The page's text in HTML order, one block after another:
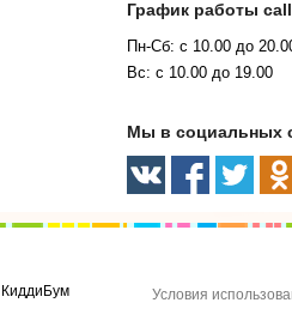
График работы
Пн-Сб: с 10.00 до
Вс: с 10.00 до 19.00
Мы в социальных
КиддиБум
Условия